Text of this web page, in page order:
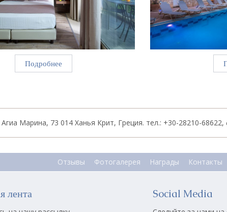
Подробнее
Агиа Марина, 73 014 Ханья Крит, Греция. тел.: +30-28210-68622,
Отзывы Фотогалерея Награды Контакты
лента Social Media